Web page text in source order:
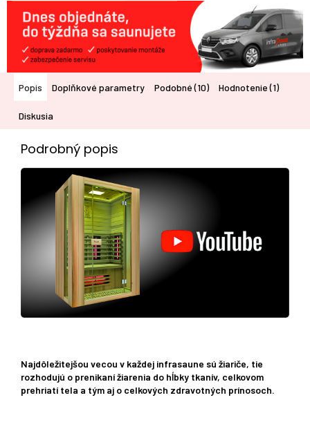
Popis Doplňkové parametry Podobné (10) Hodnotenie (1)
Diskusia
Podrobný popis
Najdôležitejšou vecou v každej infrasaune sú žiariče, tie
rozhodujú o prenikaní žiarenia do hĺbky tkanív, celkovom
prehriatí tela a tým aj o celkových zdravotných prínosoch.